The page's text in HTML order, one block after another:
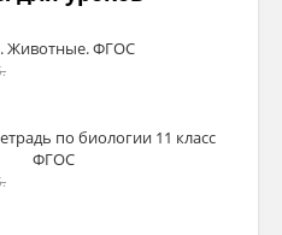
Животные. ФГОС
по биологии 11 класс
ФГОС